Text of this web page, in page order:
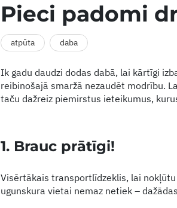
Pieci padomi
atpūta daba
Ik gadu daudzi dodas dabā, lai kārtīgi
reibinošajā smaržā nezaudēt modrību.
taču dažreiz piemirstus ieteikumus,
1. Brauc prātīgi!
Visērtākais transportlīdzeklis, lai
ugunskura vietai nemaz netiek –